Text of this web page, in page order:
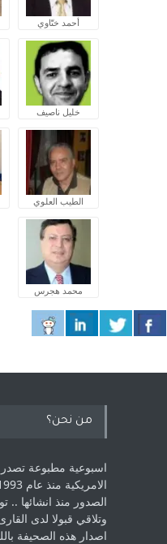
أحمد ختّاوي
خليل ناصيف
الطيب العلوي
محمد هجرس
من نحن؟
اسبوعية مطبوعة تصدر
الصدور منذ انشائها
‏وتلاقي قبولا لدى
اصدار هذه الصحيفة